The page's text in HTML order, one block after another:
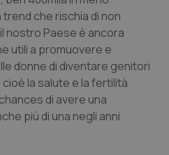
che rischia di non
nostro Paese è ancora
utili a promuovere e
donne di diventare genitori
la salute e la fertilità
di avere una
più di una negli anni